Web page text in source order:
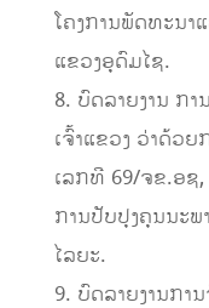
ໂຄງການພັດທະນາ
ແຂວງອຸດົມໄຊ.
8. ບົດລາຍງານ ກ
ເຈົ້າແຂວງ ວ່າດ້ວ
ເລກທີ 69/ຈຂ.ອຊ
ການປັບປຸງຄຸນນະ
ໄລຍະ.
9. ບົດລາຍງານກາ